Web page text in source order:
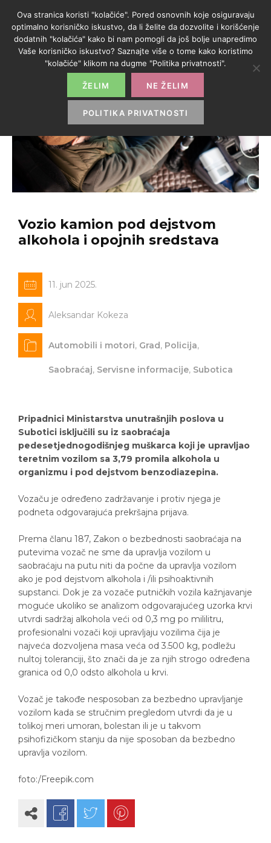
Vozio kamion pod dejstvom
alkohola i opojnih sredstava
11. jun 2025.
Aleksandar Kokeza
Automobili i motori, Grad, Policija,
Saobraćaj, Servisne informacije, Subotica
Pripadnici Ministarstva unutrašnjih poslova u
Subotici isključili su iz saobraćaja
pedesetjednogodišnjeg muškarca koji je upravljao
teretnim vozilom sa 3,79 promila alkohola u
organizmu i pod dejstvom benzodiazepina.
Vozaču je određeno zadržavanje i protiv njega je
podneta odgovarajuća prekršajna prijava.
Prema članu 187, Zakon o bezbednosti saobraćaja na
putevima vozač ne sme da upravlja vozilom u
saobraćaju na putu niti da počne da upravlja vozilom
ako je pod dejstvom alkohola i /ili psihoaktivnih
supstanci. Dok je za vozače putničkih vozila kažnjavanje
moguće ukoliko se analizom odgovarajućeg uzorka krvi
utvrdi sadržaj alkohola veći od 0,3 mg po mililitru,
profesionalni vozači koji upravljaju vozilima čija je
najveća dozvoljena masa veća od 3.500 kg, podležu
nultoj toleranciji, što znači da je za njih strogo određena
granica od 0,0 odsto alkohola u krvi.
Vozač je takođe nesposoban za bezbedno upravljanje
vozilom kada se stručnim pregledom utvrdi da je u
tolikoj meri umoran, bolestan ili je u takvom
psihofizičkom stanju da nije sposoban da bezbedno
upravlja vozilom.
foto:/Freepik.com
Ova stranica koristi "kolačiće". Pored osnovnih koje osiguravaju
optimalno korisničko iskustvo, da li želite da dozvolite i korišćenje
dodatnih "kolačića" kako bi nam pomogli da još bolje unapredimo
Vaše korisničko iskustvo? Saznajte više o tome kako koristimo
"kolačiće" klikom na dugme "Politika privatnosti".
ŽELIM NE ŽELIM
POLITIKA PRIVATNOSTI